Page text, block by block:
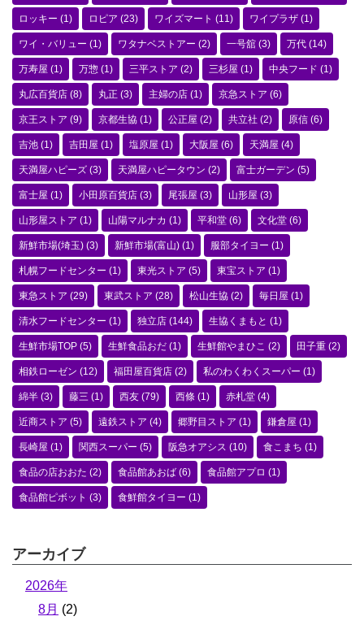
ロッキー (1) ロピア (23) ワイズマート (11) ワイプラザ (1)
ワイ・バリュー (1) ワタナベストアー (2) 一号舘 (3) 万代 (14)
万寿屋 (1) 万惣 (1) 三平ストア (2) 三杉屋 (1) 中央フード (1)
丸広百貨店 (8) 丸正 (3) 主婦の店 (1) 京急ストア (6)
京王ストア (9) 京都生協 (1) 公正屋 (2) 共立社 (2) 原信 (6)
吉池 (1) 吉田屋 (1) 塩原屋 (1) 大阪屋 (6) 天満屋 (4)
天満屋ハピーズ (3) 天満屋ハピータウン (2) 富士ガーデン (5)
富士屋 (1) 小田原百貨店 (3) 尾張屋 (3) 山形屋 (3)
山形屋ストア (1) 山陽マルナカ (1) 平和堂 (6) 文化堂 (6)
新鮮市場(埼玉) (3) 新鮮市場(富山) (1) 服部タイヨー (1)
札幌フードセンター (1) 東光ストア (5) 東宝ストア (1)
東急ストア (29) 東武ストア (28) 松山生協 (2) 毎日屋 (1)
清水フードセンター (1) 独立店 (144) 生協くまもと (1)
生鮮市場TOP (5) 生鮮食品おだ (1) 生鮮館やまひこ (2) 田子重 (2)
相鉄ローゼン (12) 福田屋百貨店 (2) 私のわくわくスーパー (1)
綿半 (3) 藤三 (1) 西友 (79) 西條 (1) 赤札堂 (4)
近商ストア (5) 遠鉄ストア (4) 郷野目ストア (1) 鎌倉屋 (1)
長崎屋 (1) 関西スーパー (5) 阪急オアシス (10) 食こまち (1)
食品の店おおた (2) 食品館あおば (6) 食品館アプロ (1)
食品館ピボット (3) 食鮮館タイヨー (1)
アーカイブ
2026年
8月 (2)